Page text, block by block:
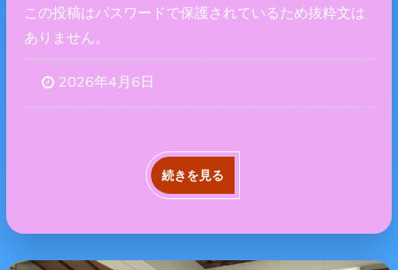
この投稿はパスワードで保護されているため抜粋文は
ありません。
2026年4月6日
続きを見る